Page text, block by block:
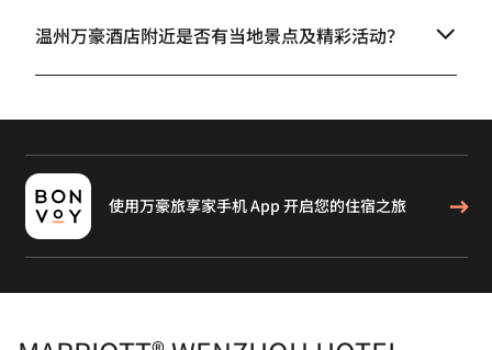
温州万豪酒店附近是否有当地景点及精彩活动？
使用万豪旅享家手机 App 开启您的住宿之旅